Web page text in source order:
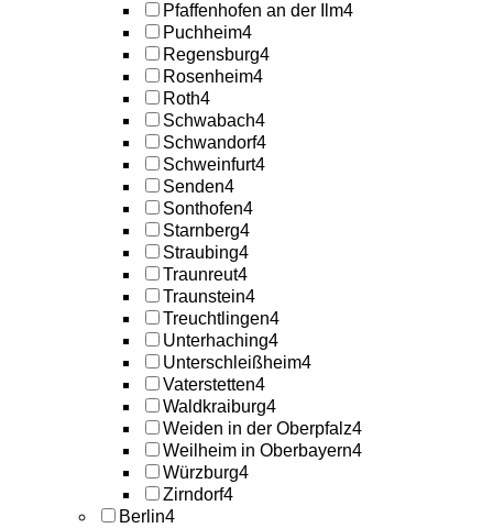
Pfaffenhofen an der Ilm4
Puchheim4
Regensburg4
Rosenheim4
Roth4
Schwabach4
Schwandorf4
Schweinfurt4
Senden4
Sonthofen4
Starnberg4
Straubing4
Traunreut4
Traunstein4
Treuchtlingen4
Unterhaching4
Unterschleißheim4
Vaterstetten4
Waldkraiburg4
Weiden in der Oberpfalz4
Weilheim in Oberbayern4
Würzburg4
Zirndorf4
Berlin4